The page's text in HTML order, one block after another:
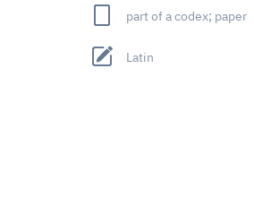
part of a codex; paper
Latin